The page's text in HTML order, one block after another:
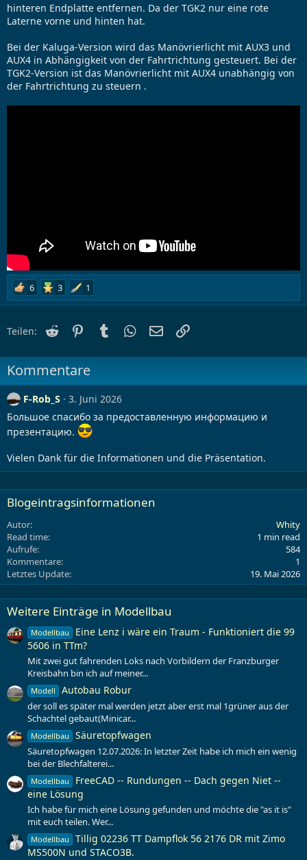
hinteren Endplatte entfernen. Da der TGK2 nur eine rote
Laterne vorne und hinten hat.
Bei der Kaluga-Version wird das Manövrierlicht mit AUX3 und
AUX4 in Abhängigkeit von der Fahrtrichtung gesteuert. Bei der
TGK2-Version ist das Manövrierlicht mit AUX4 unabhängig von
der Fahrtrichtung zu steuern .
6 3 1
Teilen: Reddit PinterestTumblr WhatsApp
E-Mail
Kommentare
F-Rob_S
3. Juni 2026
Большое спасибо за предоставленную информацию и
презентацию.
Vielen Dank für die Informationen und die Präsentation.
Blogeintragsinformationen
Autor
Whity
Read time
1 min read
Aufrufe
584
Kommentare
1
Letztes Update
19. Mai 2026
Weitere Einträge in Modellbau
Modellbau
Eine Lenz i wäre ein Traum - Funktioniert die 99
5606 in TTm?
Mit zwei gut fahrenden Loks nach Vorbildern der Franzburger
Kreisbahn bin ich auf meiner...
Modell Autobau Robur
der soll es später mal werden jetzt aber erst mal 1grüner aus der
Schachtel gebaut(Minicar...
Modellbau Säuretopfwagen
Säuretopfwagen 12.07.2026: In letzter Zeit habe ich mich ein wenig
bei der Blechfalterei...
Modellbau
FreeCAD -- Rundungen -- Dach gegen Niet --
eine Lösung
Ich habe für mich eine Lösung gefunden und möchte die "as it is"
mit euch teilen. Wer...
Modellbau
Tillig 02236 TT Dampflok 56 2176 DR mit Zimo
MS500N und STACO3B.